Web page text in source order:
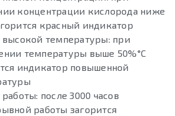
концентрации кислорода ниже
красный индикатор
высокой температуры: при
температуры выше 50%°С
индикатор повышенной
после 3000 часов
работы загорится